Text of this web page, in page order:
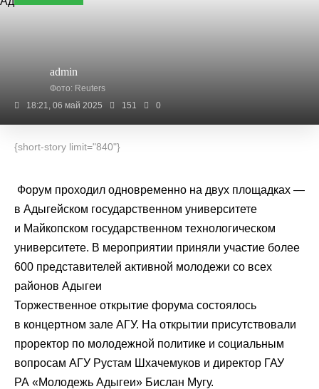
admin
Фото: Reuters
18:21, 06 май 2025
151 0
{short-story limit="840"}
Форум проходил одновременно на двух площадках —
в Адыгейском государственном университете
и Майкопском государственном технологическом
университете. В мероприятии приняли участие более
600 представителей активной молодежи со всех
районов Адыгеи
Торжественное открытие форума состоялось
в концертном зале АГУ. На открытии присутствовали
проректор по молодежной политике и социальным
вопросам АГУ Рустам Шхачемуков и директор ГАУ
РА «Молодежь Адыгеи» Бислан Мугу.